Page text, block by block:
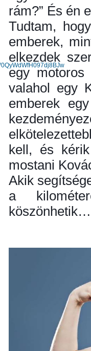
rám?” És én
Tudtam,
emberek,
elkezdek
egy motoros
valahol egy
emberek
kell, és
mostani
Akik
a